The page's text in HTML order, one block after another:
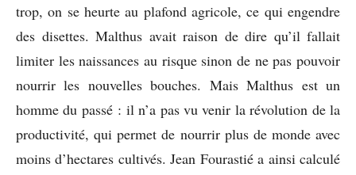
trop, on se heurte au plafond agricole, ce qui engendre
des disettes. Malthus avait raison de dire qu’il fallait
limiter les naissances au risque sinon de ne pas pouvoir
nourrir les nouvelles bouches. Mais Malthus est un
homme du passé : il n’a pas vu venir la révolution de la
productivité, qui permet de nourrir plus de monde avec
moins d’hectares cultivés. Jean Fourastié a ainsi calculé